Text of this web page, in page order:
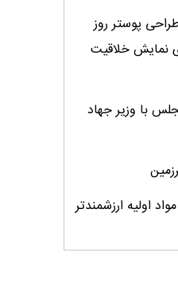
پوستر روز
برای نمایش خلاقیت
با وزیر جهاد
اولیه ارزشمندتر